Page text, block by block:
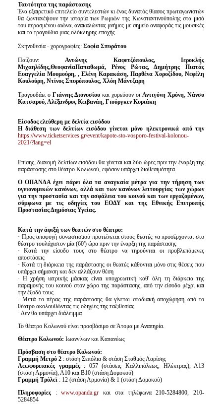
Ταυτότητα της παράστασης
Ένα εξαιρετικό επιτελείο συντελεστών κι ένας δυνατός θίασος πρωταγωνιστών
θα ζωντανέψουν την ιστορία των Ρωμιών της Κωνσταντινούπολης στα μισά
του περασμένου αιώνα, ανακαλώντας μνήμες με σημείο αναφοράς τις μουσικές
και τα τραγούδια μιας ολόκληρης εποχής.
Σκηνοθεσία - χορογραφίες: Σοφία Σπυράτου
Παίζουν:Αντώνης Καφετζόπουλος, Ιεροκλής
Μιχαηλίδης,ΘεοφανίαΠαπαθωμά, Ρένος Ρώτας, Δημήτρης Πιατάς
Ευαγγελία Μουμούρη, , Ελένη Καρακάση, Παρθένα Χοροζίδου, Νεφέλη
Κουλούρη, Ντίνος Σπυρόπουλος, Χλόη Μάντζαρη
Τραγουδάει οΓιάννης Διονυσίου και χορεύουν οιΑντιγόνη Χρόνη, Νάνσυ
Κατσαρού, Αλέξανδρος Κεϊβανάη, Γιούργκεν Κυριάκη
Είσοδος ελεύθερη με δελτία εισόδου
Η διάθεση των δελτίων εισόδου γίνεται μόνο ηλεκτρονικά από την
https://www.ticketservices.gr/event/kapote-sto-vosporo-festival-kolonou-
2021/?lang=el
Επίσης, διανομή δελτίων εισόδου θα γίνεται και δύο ώρες πριν την έναρξη της
παράστασης στο θέατρο Κολωνού, εφόσον υπάρχει διαθεσιμότητα.
Ο ΟΠΑΝΔΑ έχει πάρει όλα τα αναγκαία μέτρα για την τήρηση των
υγειονομικών κανόνων, αλλά και των κανόνων λειτουργίας των χώρων
για την προστασία και την ασφάλεια του κοινού και των εργαζομένων,
σύμφωνα με τις οδηγίες του ΕΟΔΥ και της Εθνικής Επιτροπής
Προστασίας Δημόσιας Υγείας.
Κατά την άφιξή των θεατών στο θέατρο:
· Προς αποφυγή συνωστισμού προτείνεται στους θεατές να προσέρχονται στο
θέατρο τουλάχιστον μία (60') ώρα πριν την έναρξη της παράστασης
· Κατά την είσοδο τους στο θέατρο να τηρούνται οι προβλεπόμενες
αποστάσεις
· Κατά τη διάρκεια της παράστασης οι θεατές κάθονται μόνο στις θέσεις που
υπάρχει σήμανση και δεν αλλάζουν θέση
· Η χρήση ιατρικής μάσκας είναι υποχρεωτική καθ' όλη τη διάρκεια της
παραμονής του κοινού στον χώρο της παράστασης, από την είσοδο μέχρι και
την έξοδό τους
· Μετά το πέρας της παράστασης θα γίνεται σταδιακή αποχώρηση από το
θέατρο ακολουθώντας τις οδηγίες της ταξιθεσίας
· Δεν θα υπάρχει διάλειμμα
Το θέατρο Κολωνού είναι προσβάσιμο σε Άτομα με Αναπηρία.
Θέατρο Κολωνού: Ιωαννίνων και Καπανέως
Πρόσβαση στο θέατρο Κολωνού:
Γραμμή Μετρό 2 : στάση Σεπόλια & στάση Σταθμός Λαρίσης
Λεωφορειακές γραμμές: 057 (στάσεις Καλλιπόλεως, Ηλέκτρας), Α13
(στάση Αρμονία), Α10 και Β10 (στάση Δομοκού)
Γραμμή Τρόλεϊ: 12 (στάση Αρμονία) & 1 (στάση Δομοκού)
Πληροφορίες:www.opanda.gr και στα τηλέφωνα 210-5284800, 210-
5284854